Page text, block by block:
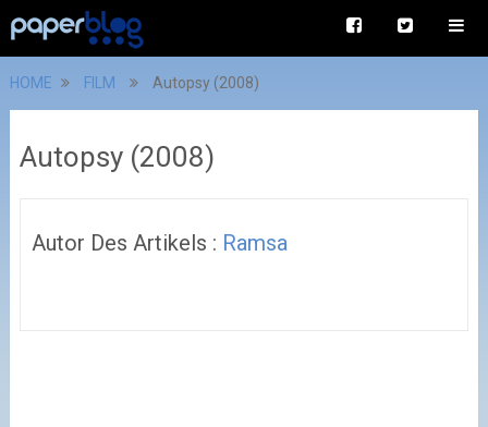
HOME FILM Autopsy (2008)
Autopsy (2008)
Autor Des Artikels : Ramsa